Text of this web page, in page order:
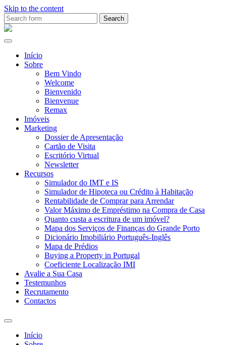
Skip to the content
Search
for:Ana
Início
Sobre
Bem Vindo
Welcome
Bienvenido
Bienvenue
Remax
Imóveis
Marketing
Dossier de Apresentação
Cartão de Visita
Escritório Virtual
Newsletter
Recursos
Simulador do IMT e IS
Simulador de Hipoteca ou Crédito à Habitação
Rentabilidade de Comprar para Arrendar
Valor Máximo de Empréstimo na Compra de Casa
Quanto custa a escritura de um imóvel?
Mapa dos Serviços de Finanças do Grande Porto
Dicionário Imobiliário Português-Inglês
Mapa de Prédios
Buying a Property in Portugal
Coeficiente Localização IMI
Avalie a Sua Casa
Testemunhos
Recrutamento
Contactos
Toggle
search
field
Início